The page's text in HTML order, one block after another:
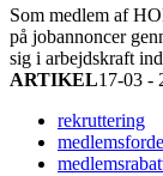
Som medlem af
på jobannoncer
sig i arbejdskraft
ARTIKEL17-03 -
rekruttering